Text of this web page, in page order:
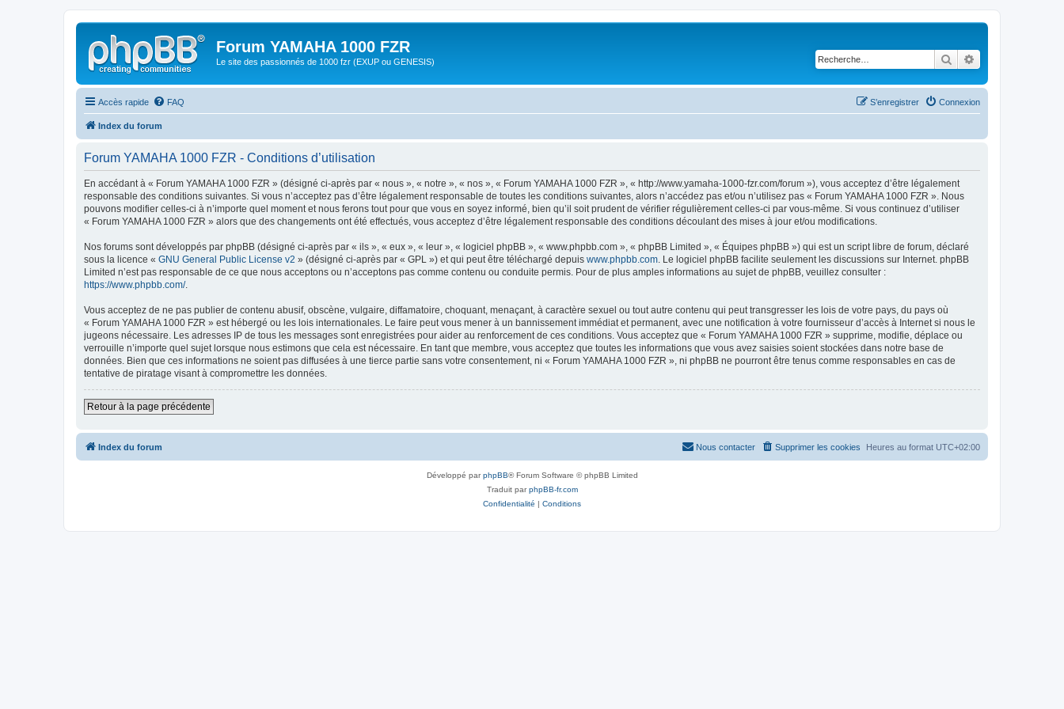
Forum YAMAHA 1000 FZR
Le site des passionnés de 1000 fzr (EXUP ou GENESIS) Rechercher
Accès rapide FAQ Connexion
S’enregistrer
Index du forum
Forum YAMAHA 1000 FZR - Conditions d’utilisation
En accédant à « Forum YAMAHA 1000 FZR » (désigné ci-après par « nous », « notre », « nos », « Forum YAMAHA 1000 FZR », « http://www.yamaha-1000-fzr.com/forum »), vous acceptez d’être légalement
responsable des conditions suivantes. Si vous n’acceptez pas d’être légalement responsable de toutes les conditions suivantes, alors n’accédez pas et/ou n’utilisez pas « Forum YAMAHA 1000 FZR ». Nous
pouvons modifier celles-ci à n’importe quel moment et nous ferons tout pour que vous en soyez informé, bien qu’il soit prudent de vérifier régulièrement celles-ci par vous-même. Si vous continuez d’utiliser
« Forum YAMAHA 1000 FZR » alors que des changements ont été effectués, vous acceptez d’être légalement responsable des conditions découlant des mises à jour et/ou modifications.
Nos forums sont développés par phpBB (désigné ci-après par « ils », « eux », « leur », « logiciel phpBB », « www.phpbb.com », « phpBB Limited », « Équipes phpBB ») qui est un script libre de forum, déclaré
sous la licence « GNU General Public License v2 » (désigné ci-après par « GPL ») et qui peut être téléchargé depuis www.phpbb.com . Le logiciel phpBB facilite seulement les discussions sur Internet. phpBB
Limited n’est pas responsable de ce que nous acceptons ou n’acceptons pas comme contenu ou conduite permis. Pour de plus amples informations au sujet de phpBB, veuillez consulter :
https://www.phpbb.com/.
Vous acceptez de ne pas publier de contenu abusif, obscène, vulgaire, diffamatoire, choquant, menaçant, à caractère sexuel ou tout autre contenu qui peut transgresser les lois de votre pays, du pays où
« Forum YAMAHA 1000 FZR » est hébergé ou les lois internationales. Le faire peut vous mener à un bannissement immédiat et permanent, avec une notification à votre fournisseur d’accès à Internet si nous le
jugeons nécessaire. Les adresses IP de tous les messages sont enregistrées pour aider au renforcement de ces conditions. Vous acceptez que « Forum YAMAHA 1000 FZR » supprime, modifie, déplace ou
verrouille n’importe quel sujet lorsque nous estimons que cela est nécessaire. En tant que membre, vous acceptez que toutes les informations que vous avez saisies soient stockées dans notre base de
données. Bien que ces informations ne soient pas diffusées à une tierce partie sans votre consentement, ni « Forum YAMAHA 1000 FZR », ni phpBB ne pourront être tenus comme responsables en cas de
tentative de piratage visant à compromettre les données.
Retour à la page précédente
Index du forum Heures au format UTC+02:00
Supprimer les cookies
Nous contacter
Développé parphpBB® Forum Software © phpBB Limited
Traduit parphpBB-fr.com
Confidentialité | Conditions